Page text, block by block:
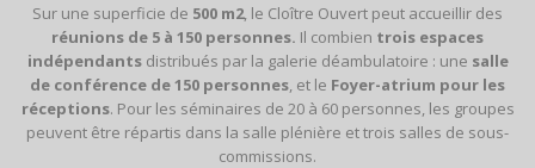
Sur une superficie de 500 m2, le Cloître Ouvert peut accueillir des
réunions de 5 à 150 personnes. Il combien trois espaces
indépendantsdistribués par la galerie déambulatoire : une salle
de conférence de 150 personnes, et le Foyer-atrium pour les
réceptions. Pour les séminaires de 20 à 60 personnes, les groupes
peuvent être répartis dans la salle plénière et trois salles de sous-
commissions.